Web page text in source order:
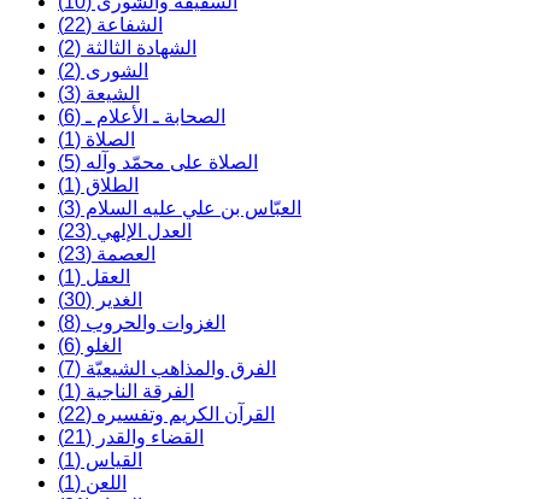
الشفاعة (22)
الشهادة الثالثة (2)
الشورى (2)
الشيعة (3)
الصحابة ـ الأعلام ـ (6)
الصلاة (1)
الصلاة على محمّد وآله (5)
الطلاق (1)
العبّاس بن علي عليه السلام (3)
العدل الإلهي (23)
العصمة (23)
العقل (1)
الغدير (30)
الغزوات والحروب (8)
الغلو (6)
الفرق والمذاهب الشيعيّة (7)
الفرقة الناجية (1)
القرآن الكريم وتفسيره (22)
القضاء والقدر (21)
القياس (1)
اللعن (1)